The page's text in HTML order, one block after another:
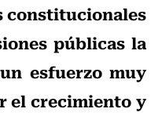
constitucionales
públicas la
esfuerzo muy
el crecimiento y